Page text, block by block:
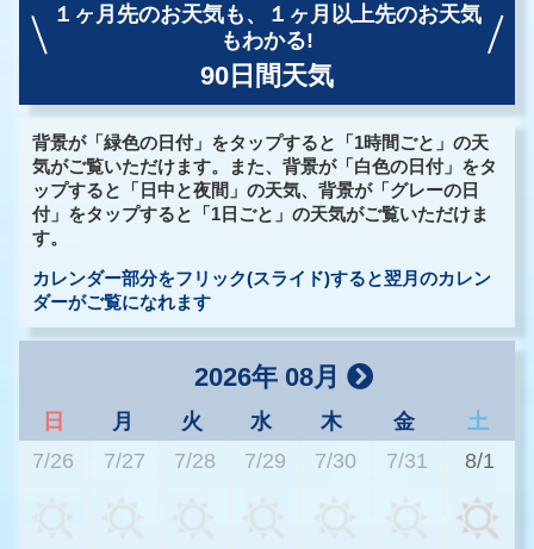
１ヶ月先のお天気も、
１ヶ月以上先のお天気
もわかる!
90日間天気
背景が「緑色の日付」をタップすると「1時間ごと」の天
気がご覧いただけます。また、背景が「白色の日付」をタ
ップすると「日中と夜間」の天気、背景が「グレーの日
付」をタップすると「1日ごと」の天気がご覧いただけま
す。
カレンダー部分をフリック(スライド)すると翌月のカレン
ダーがご覧になれます
2026年 08月
日 月 火 水 木 金
土
7/26
7/27 7/28 7/29 7/30 7/31 8/1